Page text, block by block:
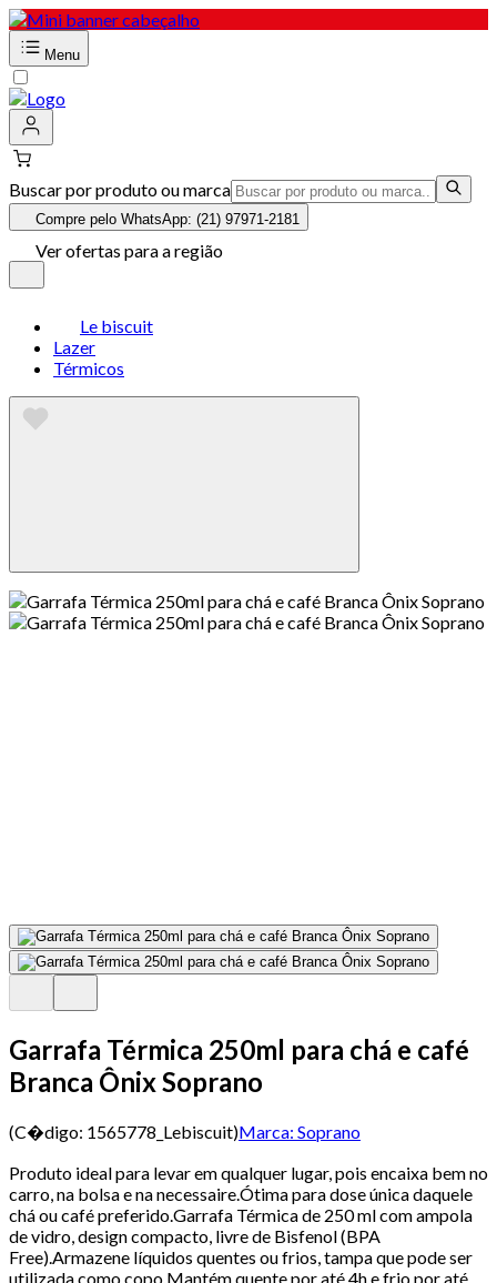
Menu
Buscar por produto ou marca
Compre pelo WhatsApp: (21) 97971-2181
Ver ofertas para a região
Le biscuit
Lazer
Térmicos
Garrafa Térmica 250ml para chá e café
Branca Ônix Soprano
(C�digo: 1565778_Lebiscuit)Marca: Soprano
Produto ideal para levar em qualquer lugar, pois encaixa bem no
carro, na bolsa e na necessaire.Ótima para dose única daquele
chá ou café preferido.Garrafa Térmica de 250 ml com ampola
de vidro, design compacto, livre de Bisfenol (BPA
Free).Armazene líquidos quentes ou frios, tampa que pode ser
utilizada como copo.Mantém quente por até 4h e frio por até